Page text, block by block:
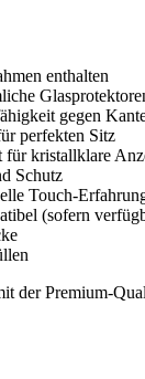
enthalten
gegen
perfekten Sitz
für kristallklare
Schutz
Touch-
(sofern
der Premium-